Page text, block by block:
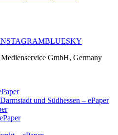
BLUESKY
GmbH, Germany
und Südhessen – ePaper